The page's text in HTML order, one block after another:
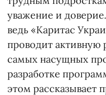
уважение и
ведь «Каритас
проводит активную
самых насущных
разработке
этом рассказывает